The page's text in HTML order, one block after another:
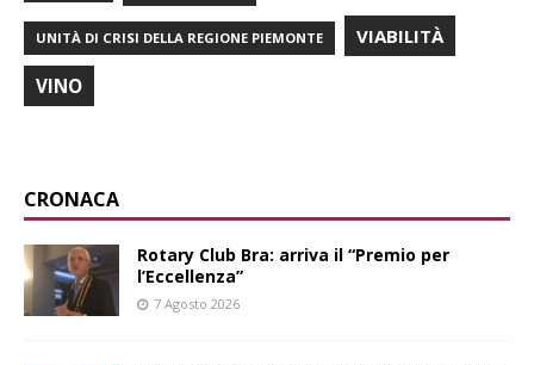
UNITÀ DI CRISI DELLA REGIONE PIEMONTE VIABILITÀ
VINO
CRONACA
Rotary Club Bra: arriva il “Premio per
l’Eccellenza”
7 Agosto 2026